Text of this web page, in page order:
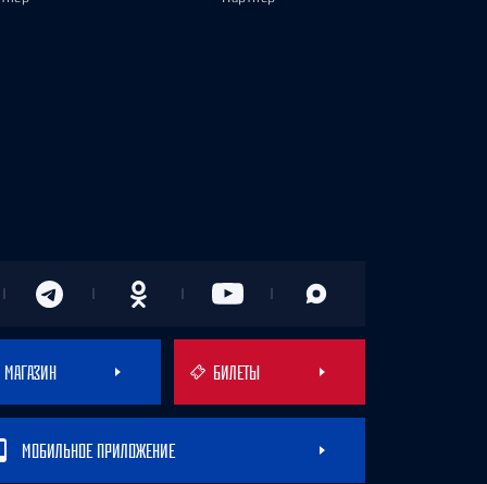
МАГАЗИН БИЛЕТЫ
МОБИЛЬНОЕ ПРИЛОЖЕНИЕ